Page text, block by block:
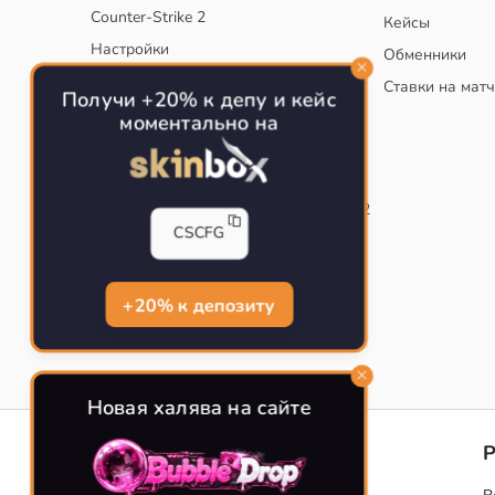
Counter-Strike 2
Настройки
Тактики
Конфиг для тренировок в CS
Как сохранить свой конфиг CS
Инста смоки на карте de_mirage в CS2
Рабочий бинд на Jumpthrow
Кейсы
Обменники
Ставки на
CS-CONFIG
Конфиги игроков CS2
Получи +20% к депу и кейс
моментально на
CSCFG
+20% к депозиту
Новая халява на сайте